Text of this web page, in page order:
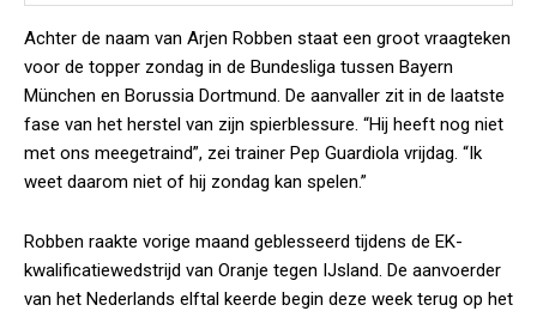
Achter de naam van Arjen Robben staat een groot vraagteken
voor de topper zondag in de Bundesliga tussen Bayern
München en Borussia Dortmund. De aanvaller zit in de laatste
fase van het herstel van zijn spierblessure. “Hij heeft nog niet
met ons meegetraind”, zei trainer Pep Guardiola vrijdag. “Ik
weet daarom niet of hij zondag kan spelen.”
Robben raakte vorige maand geblesseerd tijdens de EK-
kwalificatiewedstrijd van Oranje tegen IJsland. De aanvoerder
van het Nederlands elftal keerde begin deze week terug op het